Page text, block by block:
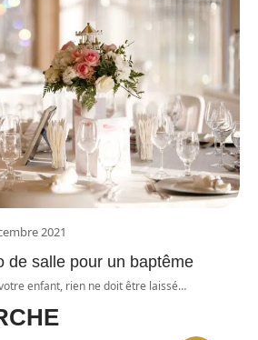
2021
de salle pour un baptême
enfant, rien ne doit être laissé…